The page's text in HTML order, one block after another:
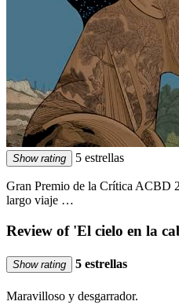
Show rating 5 estrellas
Gran Premio de la Crítica ACBD
largo viaje …
Review of 'El cielo en la
Show rating 5 estrellas
Maravilloso y desgarrador.